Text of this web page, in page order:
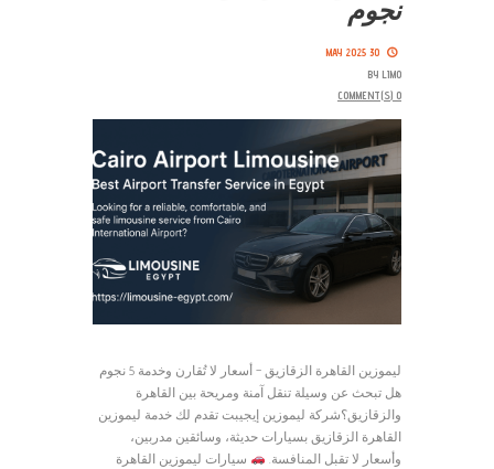
نجوم
30 MAY 2025
BY LIMO
0
ليموزين القاهرة الزقازيق – أسعار لا تُقارن وخدمة 5 نجوم
هل تبحث عن وسيلة تنقل آمنة ومريحة بين القاهرة
والزقازيق؟شركة ليموزين إيجيبت تقدم لك خدمة ليموزين
القاهرة الزقازيق بسيارات حديثة، وسائقين مدربين،
وأسعار لا تقبل المنافسة.
سيارات ليموزين القاهرة